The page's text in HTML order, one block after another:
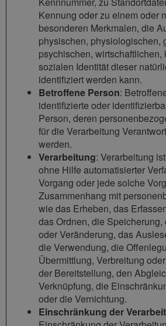
Kennung oder zu einem oder
besonderen Merkmalen, die
physischen, physiologischen,
psychischen, wirtschaftlichen,
sozialen Identität dieser
identifiziert werden kann.
Betroffene Person:
identifizierte oder
Person, deren
für die Verarbeitung
werden.
Verarbeitung: Verarbeitung
ohne Hilfe automatisierter
Vorgang oder jede solche
Zusammenhang mit
wie das Erheben, das
das Ordnen, die
oder Veränderung, das
die Verwendung, die
Übermittlung, Verbreitung
der Bereitstellung, den
Verknüpfung, die
oder die Vernichtung.
Einschränkung der